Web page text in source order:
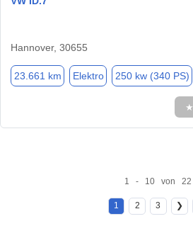
Hannover, 30655
23.661 km Elektro 250 kw (340 PS)
★
1 - 10 von 22
1 2 3 ❯